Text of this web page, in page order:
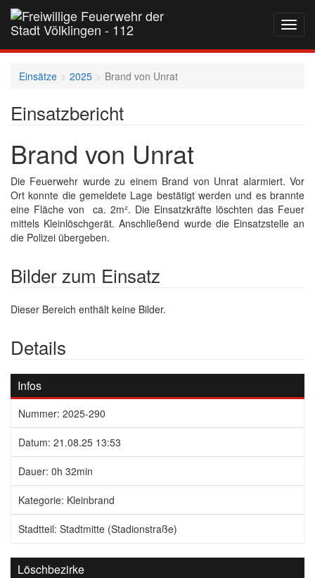
auf-
und
Einsätze 2025 Brand von Unrat
Einsatzbericht
Brand von Unrat
Die Feuerwehr wurde zu einem Brand von Unrat alarmiert. Vor
Ort konnte die gemeldete Lage bestätigt werden und es brannte
eine Fläche von ca. 2m². Die Einsatzkräfte löschten das Feuer
mittels Kleinlöschgerät. Anschließend wurde die Einsatzstelle an
die Polizei übergeben.
Bilder zum Einsatz
Dieser Bereich enthält keine Bilder.
Details
Infos
Nummer: 2025-290
Datum: 21.08.25 13:53
Dauer: 0h 32min
Kategorie: Kleinbrand
Stadtteil: Stadtmitte (Stadionstraße)
Löschbezirke